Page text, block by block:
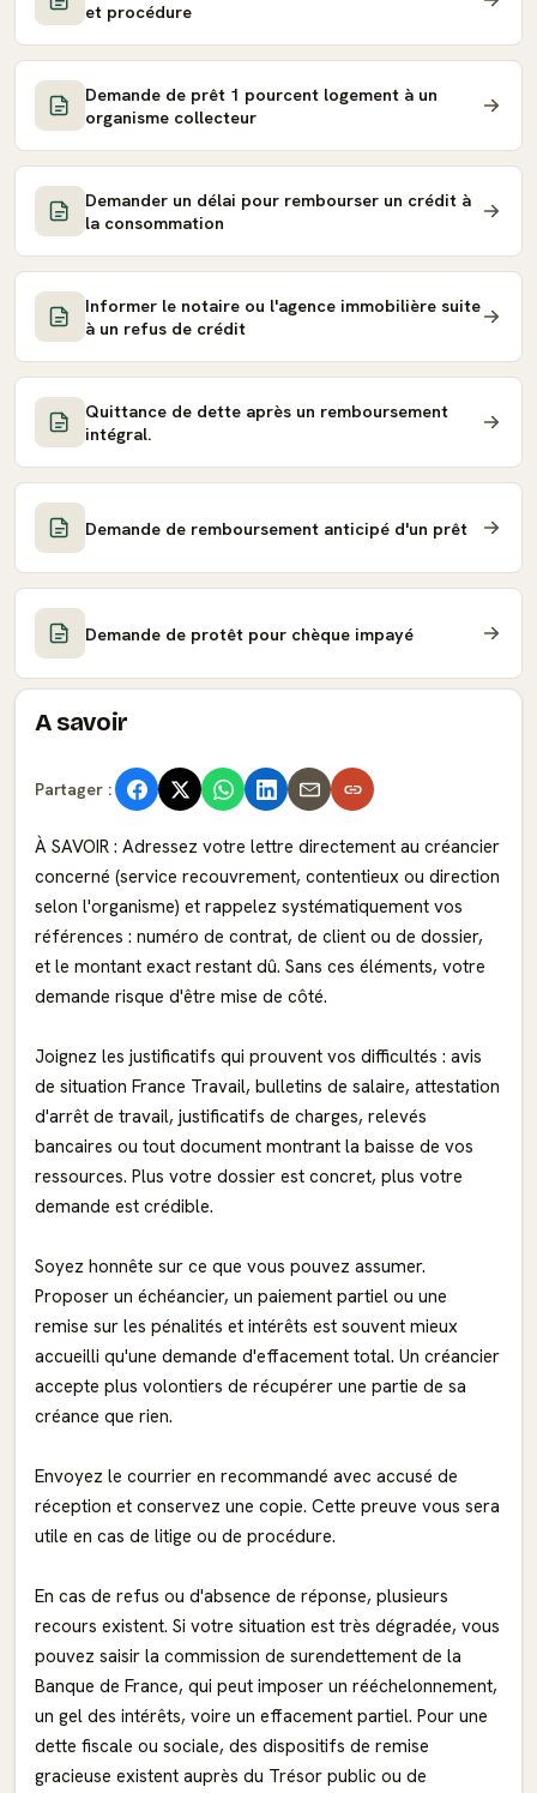
et procédure
Demande de prêt 1 pourcent logement à un
organisme collecteur
Demander un délai pour rembourser un crédit à
la consommation
Informer le notaire ou l'agence immobilière suite
à un refus de crédit
Quittance de dette après un remboursement
intégral.
Demande de remboursement anticipé d'un prêt
Demande de protêt pour chèque impayé
A savoir
Partager :
À SAVOIR : Adressez votre lettre directement au créancier
concerné (service recouvrement, contentieux ou direction
selon l'organisme) et rappelez systématiquement vos
références : numéro de contrat, de client ou de dossier,
et le montant exact restant dû. Sans ces éléments, votre
demande risque d'être mise de côté.
Joignez les justificatifs qui prouvent vos difficultés : avis
de situation France Travail, bulletins de salaire, attestation
d'arrêt de travail, justificatifs de charges, relevés
bancaires ou tout document montrant la baisse de vos
ressources. Plus votre dossier est concret, plus votre
demande est crédible.
Soyez honnête sur ce que vous pouvez assumer.
Proposer un échéancier, un paiement partiel ou une
remise sur les pénalités et intérêts est souvent mieux
accueilli qu'une demande d'effacement total. Un créancier
accepte plus volontiers de récupérer une partie de sa
créance que rien.
Envoyez le courrier en recommandé avec accusé de
réception et conservez une copie. Cette preuve vous sera
utile en cas de litige ou de procédure.
En cas de refus ou d'absence de réponse, plusieurs
recours existent. Si votre situation est très dégradée, vous
pouvez saisir la commission de surendettement de la
Banque de France, qui peut imposer un rééchelonnement,
un gel des intérêts, voire un effacement partiel. Pour une
dette fiscale ou sociale, des dispositifs de remise
gracieuse existent auprès du Trésor public ou de